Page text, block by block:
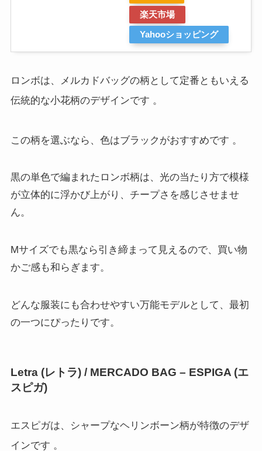
楽天市場
Yahooショッピング
ロンボは、メルカドバッグの柄として定番ともいえる
伝統的な小花柄のデザインです 。
この柄を選ぶなら、色はブラックがおすすめです 。
黒の単色で編まれたロンボ柄は、光の当たり方で模様
が立体的に浮かび上がり、チープさを感じさせませ
ん。
Mサイズでも黒なら引き締まって見えるので、買い物
かご感も和らぎます。
どんな服装にも合わせやすい万能モデルとして、最初
の一つにぴったりです。
Letra (レトラ) / MERCADO BAG – ESPIGA (エ
スピガ)
エスピガは、シャープなヘリンボーン柄が特徴のデザ
インです 。